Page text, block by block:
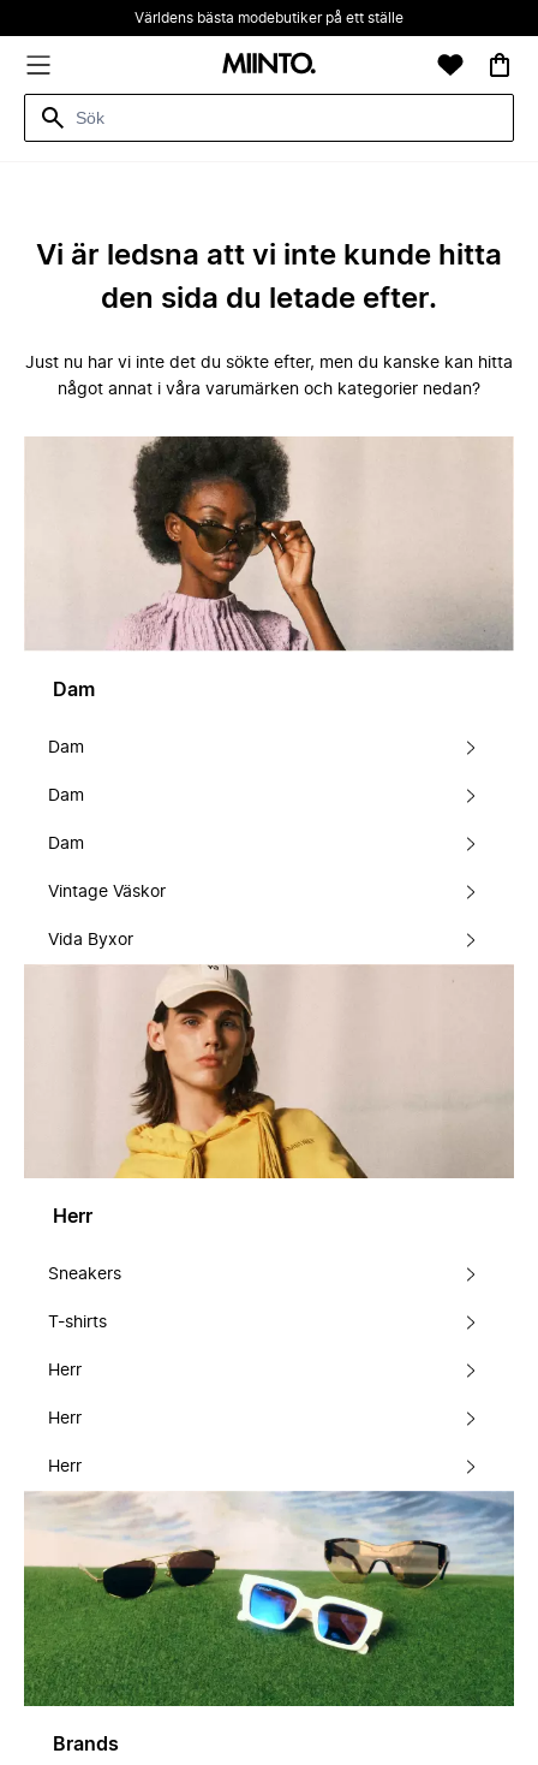
Världens bästa modebutiker på ett ställe
Vi är ledsna att vi inte kunde hitta
den sida du letade efter.
Just nu har vi inte det du sökte efter, men du kanske kan hitta
något annat i våra varumärken och kategorier nedan?
Dam
Dam
Dam
Dam
Vintage Väskor
Vida Byxor
Herr
Sneakers
T-shirts
Herr
Herr
Herr
Brands